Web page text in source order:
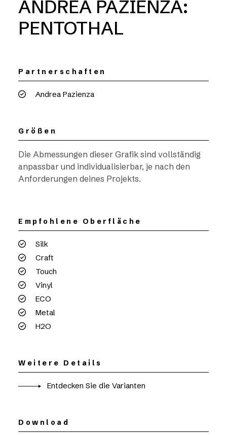
ANDREA PAZIENZA:
PENTOTHAL
Partnerschaften
Andrea Pazienza
Größen
Die Abmessungen dieser Grafik sind vollständig
anpassbar und individualisierbar, je nach den
Anforderungen deines Projekts.
Empfohlene Oberfläche
Silk
Craft
Touch
Vinyl
ECO
Metal
H2O
Weitere Details
Entdecken Sie die Varianten
Download